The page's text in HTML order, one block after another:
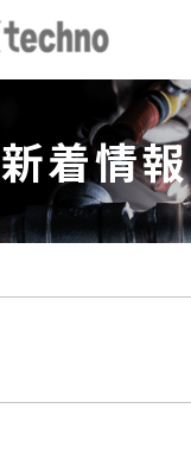
新着情報